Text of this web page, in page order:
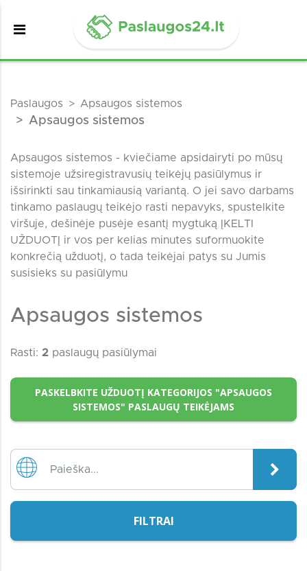
Paslaugos Apsaugos sistemos
Apsaugos sistemos
Apsaugos sistemos - kviečiame apsidairyti po mūsų
sistemoje užsiregistravusių teikėjų pasiūlymus ir
išsirinkti sau tinkamiausią variantą. O jei savo darbams
tinkamo paslaugų teikėjo rasti nepavyks, spustelkite
viršuje, dešinėje pusėje esantį mygtuką ĮKELTI
UŽDUOTĮ ir vos per kelias minutes suformuokite
konkrečią užduotį, o tada teikėjai patys su Jumis
susisieks su pasiūlymu
Apsaugos sistemos
Rasti: 2 paslaugų pasiūlymai
PASKELBKITE UŽDUOTĮ KATEGORIJOS "APSAUGOS
SISTEMOS" PASLAUGŲ TEIKĖJAMS
FILTRAI